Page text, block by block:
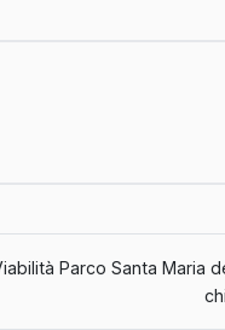
Parco Santa Maria